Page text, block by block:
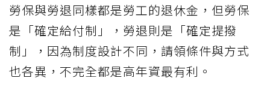
勞保與勞退同樣都是勞工的退休金，但勞保
是「確定給付制」，勞退則是「確定提撥
制」，因為制度設計不同，請領條件與方式
也各異，不完全都是高年資最有利。